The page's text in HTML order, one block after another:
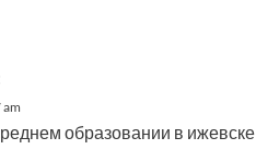
образовании в ижевске